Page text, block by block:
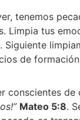
tenemos
Limpia tus
Siguiente
de
conscientes
Mateo 5:8.